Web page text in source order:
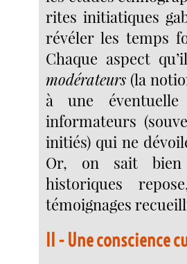
rites initiatiques
révéler les temps
Chaque aspect
modérateurs (la
à une
informateurs
initiés) qui ne
Or, on sait bien
historiques
témoignages
II - Une conscience